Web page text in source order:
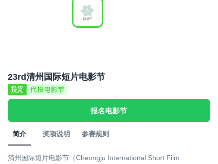
23rd清州国际短片电影节
报名电影节
简介 奖项说明 参赛规则
清州国际短片电影节（Cheongju International Short Film